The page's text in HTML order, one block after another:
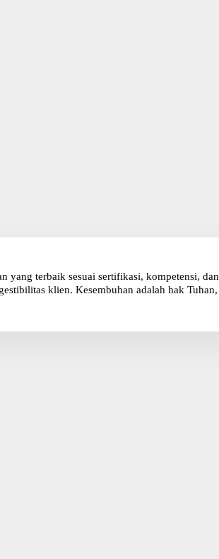
terbaik sesuai sertifikasi, kompetensi,
klien. Kesembuhan adalah hak